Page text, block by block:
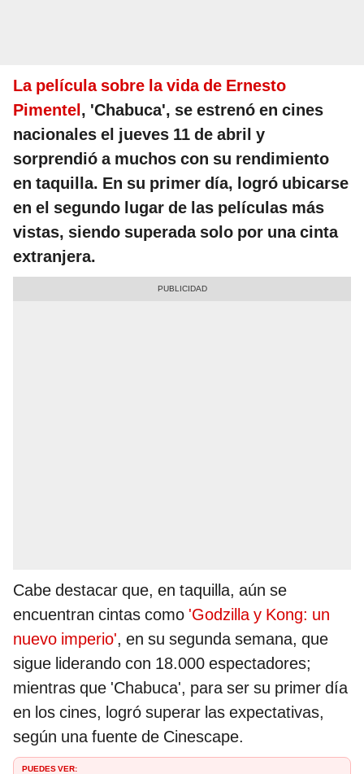
La película sobre la vida de Ernesto
Pimentel, 'Chabuca', se estrenó en cines
nacionales el jueves 11 de abril y
sorprendió a muchos con su rendimiento
en taquilla. En su primer día, logró ubicarse
en el segundo lugar de las películas más
vistas, siendo superada solo por una cinta
extranjera.
Cabe destacar que, en taquilla, aún se
encuentran cintas como 'Godzilla y Kong: un
nuevo imperio', en su segunda semana, que
sigue liderando con 18.000 espectadores;
mientras que 'Chabuca', para ser su primer día
en los cines, logró superar las expectativas,
según una fuente de Cinescape.
PUEDES VER: